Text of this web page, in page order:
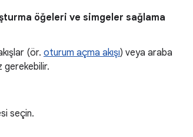
öğeleri ve simgeler sağlama
(ör. oturum açma akışı) veya araba
gerekebilir.
seçin.